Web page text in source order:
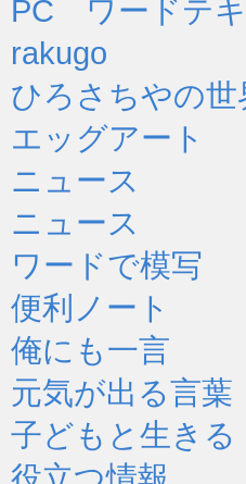
PC ワードテ
rakugo
ひろさちやの世
エッグアート
ニュース
ニュース
ワードで模写
便利ノート
俺にも一言
元気が出る言葉
子どもと生きる